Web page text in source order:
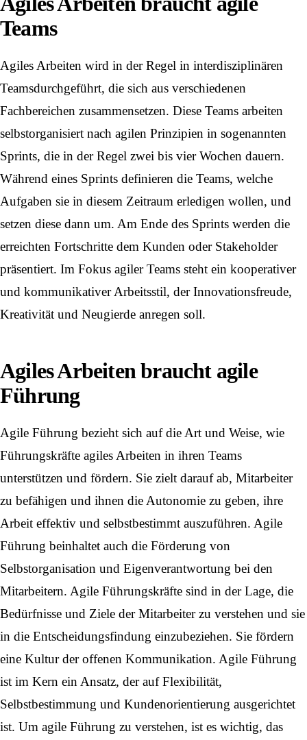
Teams
Agiles Arbeiten wird in der Regel in interdisziplinären
Teamsdurchgeführt, die sich aus verschiedenen
Fachbereichen zusammensetzen. Diese Teams arbeiten
selbstorganisiert nach agilen Prinzipien in sogenannten
Sprints, die in der Regel zwei bis vier Wochen dauern.
Während eines Sprints definieren die Teams, welche
Aufgaben sie in diesem Zeitraum erledigen wollen, und
setzen diese dann um. Am Ende des Sprints werden die
erreichten Fortschritte dem Kunden oder Stakeholder
präsentiert. Im Fokus agiler Teams steht ein kooperativer
und kommunikativer Arbeitsstil, der Innovationsfreude,
Kreativität und Neugierde anregen soll.
Agiles Arbeiten braucht agile
Führung
Agile Führung bezieht sich auf die Art und Weise, wie
Führungskräfte agiles Arbeiten in ihren Teams
unterstützen und fördern. Sie zielt darauf ab, Mitarbeiter
zu befähigen und ihnen die Autonomie zu geben, ihre
Arbeit effektiv und selbstbestimmt auszuführen. Agile
Führung beinhaltet auch die Förderung von
Selbstorganisation und Eigenverantwortung bei den
Mitarbeitern. Agile Führungskräfte sind in der Lage, die
Bedürfnisse und Ziele der Mitarbeiter zu verstehen und sie
in die Entscheidungsfindung einzubeziehen. Sie fördern
eine Kultur der offenen Kommunikation. Agile Führung
ist im Kern ein Ansatz, der auf Flexibilität,
Selbstbestimmung und Kundenorientierung ausgerichtet
ist. Um agile Führung zu verstehen, ist es wichtig, das